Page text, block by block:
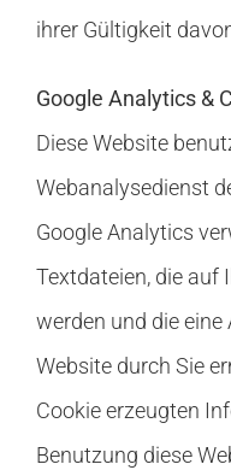
ihrer Gültigkeit
Google Analytics &
Diese Website
Webanalysedienst
Google Analytics
Textdateien, die auf
werden und die
Website durch Sie
Cookie erzeugten
Benutzung diese